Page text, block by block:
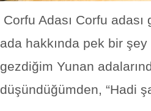
Corfu Adası Corfu
ada hakkında pek bir
gezdiğim Yunan
düşündüğümden, “Hadi